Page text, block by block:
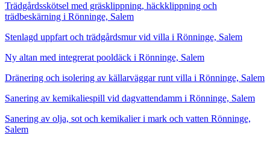
Trädgårdsskötsel med gräsklippning, häckklippning och
trädbeskärning i Rönninge, Salem
Stenlagd uppfart och trädgårdsmur vid villa i Rönninge, Salem
Ny altan med integrerat pooldäck i Rönninge, Salem
Dränering och isolering av källarväggar runt villa i Rönninge, Salem
Sanering av kemikaliespill vid dagvattendamm i Rönninge, Salem
Sanering av olja, sot och kemikalier i mark och vatten Rönninge,
Salem